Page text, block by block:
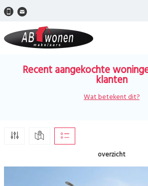
Recent aangekochte
klanten
Wat betekent dit?
overzicht